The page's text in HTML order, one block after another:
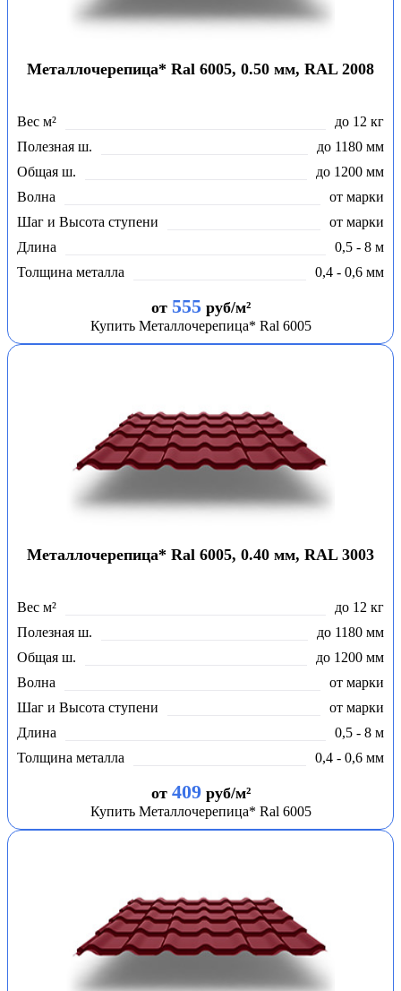
Металлочерепица* Ral 6005, 0.50 мм, RAL 2008
Вес м²
до 12 кг
Полезная ш.
до 1180 мм
Общая ш.
до 1200 мм
Волна
от марки
Шаг и Высота ступени
от марки
Длина
0,5 - 8 м
Толщина металла
0,4 - 0,6 мм
от 555руб/м²
Купить Металлочерепица* Ral 6005
Металлочерепица* Ral 6005, 0.40 мм, RAL 3003
Вес м²
до 12 кг
Полезная ш.
до 1180 мм
Общая ш.
до 1200 мм
Волна
от марки
Шаг и Высота ступени
от марки
Длина
0,5 - 8 м
Толщина металла
0,4 - 0,6 мм
от 409руб/м²
Купить Металлочерепица* Ral 6005